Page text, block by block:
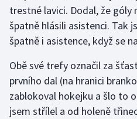
Judo
Krasobruslení
Lezení
Lyže a snowboard
trestné lavici. Dodal, že góly
špatně hlásili asistenci. Tak
špatně i asistence, když se
Obě své trefy označil za
prvního dal (na hranici
zablokoval hokejku a šlo to
jsem střílel a od holeně